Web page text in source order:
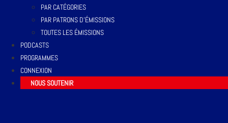
PAR CATÉGORIES
PAR PATRONS D’ÉMISSIONS
TOUTES LES ÉMISSIONS
PODCASTS
PROGRAMMES
CONNEXION
NOUS SOUTENIR